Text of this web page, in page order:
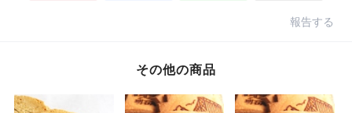
報告する
その他の商品